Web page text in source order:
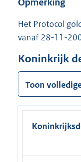
Het Protocol
vanaf 28-11-
Koninkrijk
Toon